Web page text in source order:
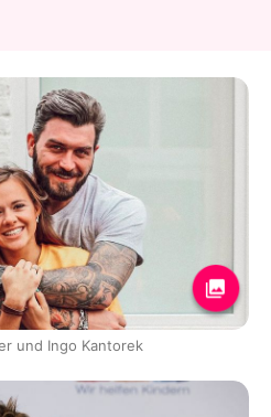
und Ingo Kantorek